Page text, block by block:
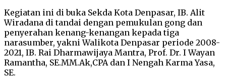
Kegiatan ini di buka Sekda Kota Denpasar, IB. Alit
Wiradana di tandai dengan pemukulan gong dan
penyerahan kenang-kenangan kepada tiga
narasumber, yakni Walikota Denpasar periode 2008-
2021, IB. Rai Dharmawijaya Mantra, Prof. Dr. I Wayan
Ramantha, SE.MM.Ak,CPA dan I Nengah Karma Yasa,
SE.